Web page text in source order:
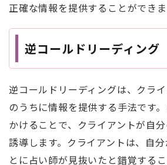
正確な情報を提供することができま
逆コールドリーディング
逆コールドリーディングは、クラ
のうちに情報を提供する手法です
かけることで、クライアントが自
誘導します。クライアントは、自
とに占い師が見抜いたと錯覚するこ